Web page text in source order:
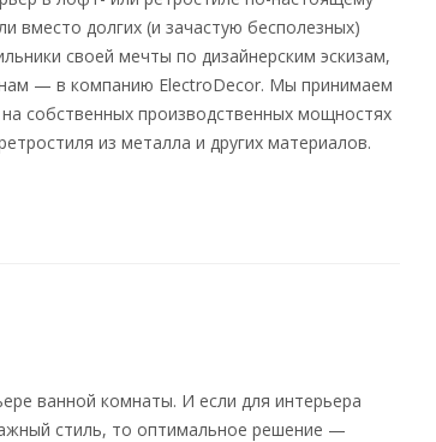
вместо долгих (и зачастую бесполезных)
своей мечты по дизайнерским эскизам,
— в компанию ElectroDecor. Мы принимаем
собственных производственных мощностях
из металла и других материалов.
ванной комнаты. И если для интерьера
стиль, то оптимальное решение —